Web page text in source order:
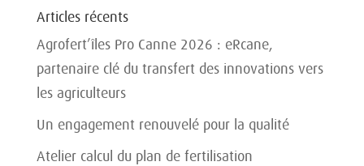
Articles récents
Agrofert’îles Pro Canne 2026 : eRcane,
partenaire clé du transfert des innovations vers
les agriculteurs
Un engagement renouvelé pour la qualité
Atelier calcul du plan de fertilisation